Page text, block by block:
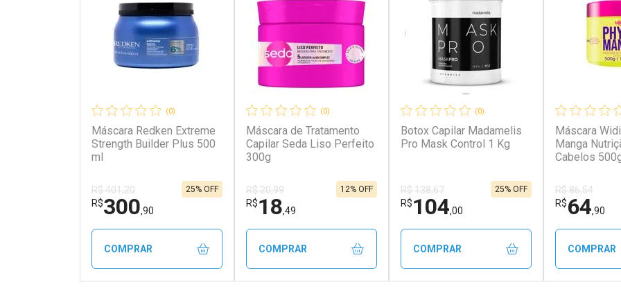
(0)
Máscara Redken Extreme
Strength Builder Plus 500
ml
R$ 401,20
R$300,90
25% OFF
COMPRAR
(0)
Máscara de Tratamento
Capilar Seda Liso Perfeito
300g
R$ 20,99
R$18,49
12% OFF
COMPRAR
(0)
Botox Capilar Madamelis
Pro Mask Control 1 Kg
R$ 138,67
R$104,00
25% OFF
COMPRAR
Máscara
Manga
Cabelos
R$ 86,54
R$64,90
COMPRAR